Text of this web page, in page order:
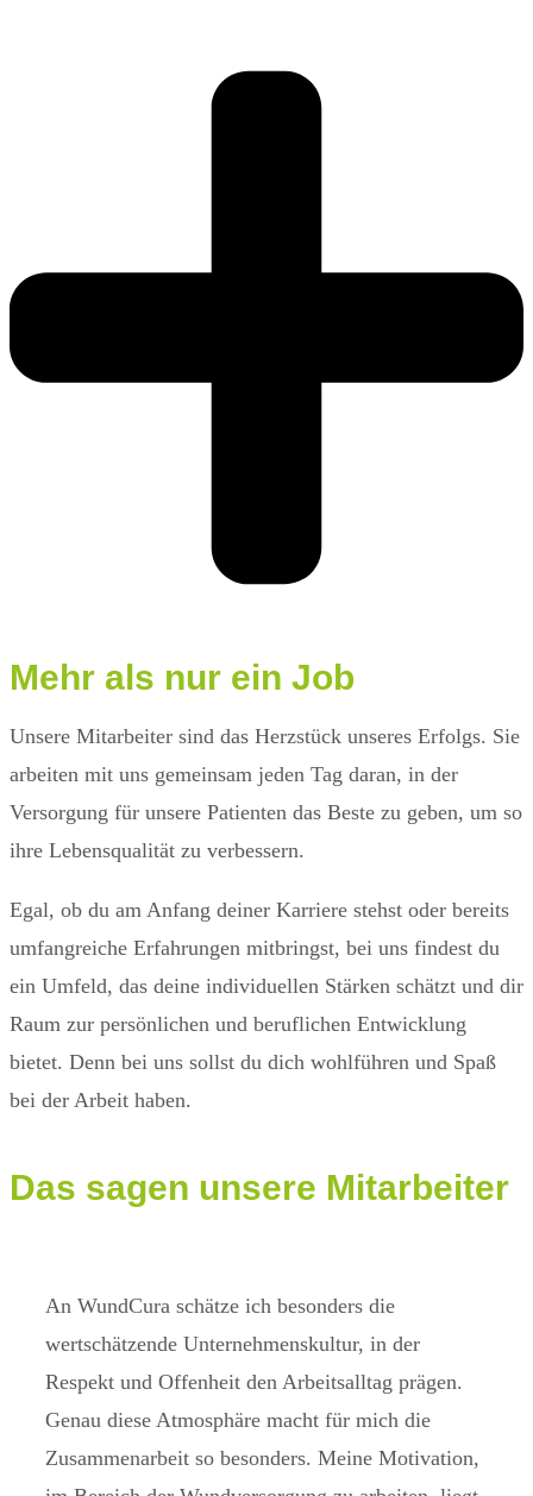
Mehr als nur ein Job
Unsere Mitarbeiter sind das Herzstück unseres Erfolgs. Sie
arbeiten mit uns gemeinsam jeden Tag daran, in der
Versorgung für unsere Patienten das Beste zu geben, um so
ihre Lebensqualität zu verbessern.
Egal, ob du am Anfang deiner Karriere stehst oder bereits
umfangreiche Erfahrungen mitbringst, bei uns findest du
ein Umfeld, das deine individuellen Stärken schätzt und dir
Raum zur persönlichen und beruflichen Entwicklung
bietet. Denn bei uns sollst du dich wohlführen und Spaß
bei der Arbeit haben.
Das sagen unsere Mitarbeiter
An WundCura schätze ich besonders die
wertschätzende Unternehmenskultur, in der
Respekt und Offenheit den Arbeitsalltag prägen.
Genau diese Atmosphäre macht für mich die
Zusammenarbeit so besonders. Meine Motivation,